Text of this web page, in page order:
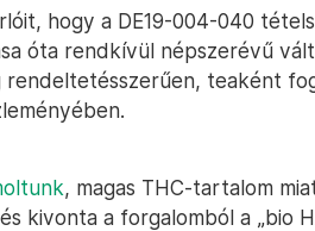
hogy a DE19-004-040
óta rendkívül népszerévű
teaként
, magas THC-tartalom
kivonta a forgalomból a „bio